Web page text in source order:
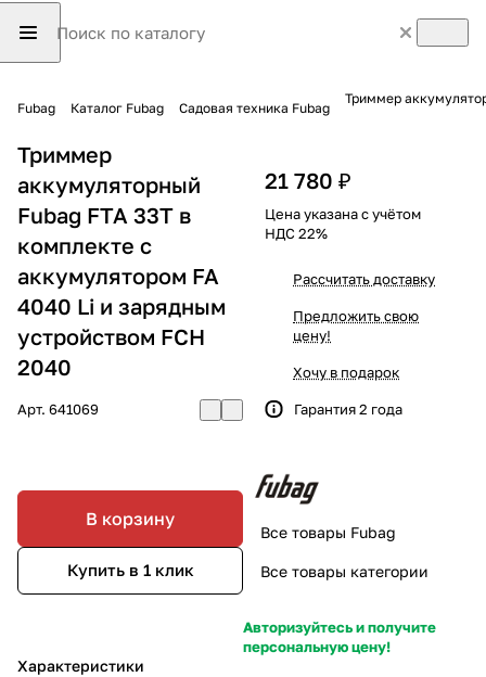
Fubag Каталог Fubag Садовая техника Fubag
Триммер
Триммер
аккумуляторный
Fubag FTA 33T в
комплекте с
аккумулятором FA
4040 Li и зарядным
устройством FCH
2040
Арт. 641069
В корзину
Купить в 1 клик
Характеристики
21 780 ₽
Цена указана с учётом
НДС 22%
Рассчитать доставку
Предложить свою
цену!
Хочу в подарок
Гарантия 2 года
Все товары Fubag
Все товары категории
Авторизуйтесь и получите
персональную цену!